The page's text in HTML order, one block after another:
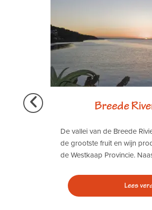
Breede
De vallei van de Breede
de grootste fruit en wijn
de Westkaap Provincie.